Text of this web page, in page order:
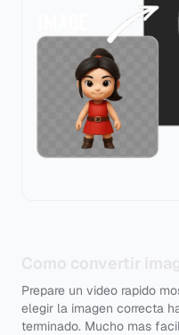
Prepare un video rapido
elegir la imagen correcta
terminado. Mucho mas